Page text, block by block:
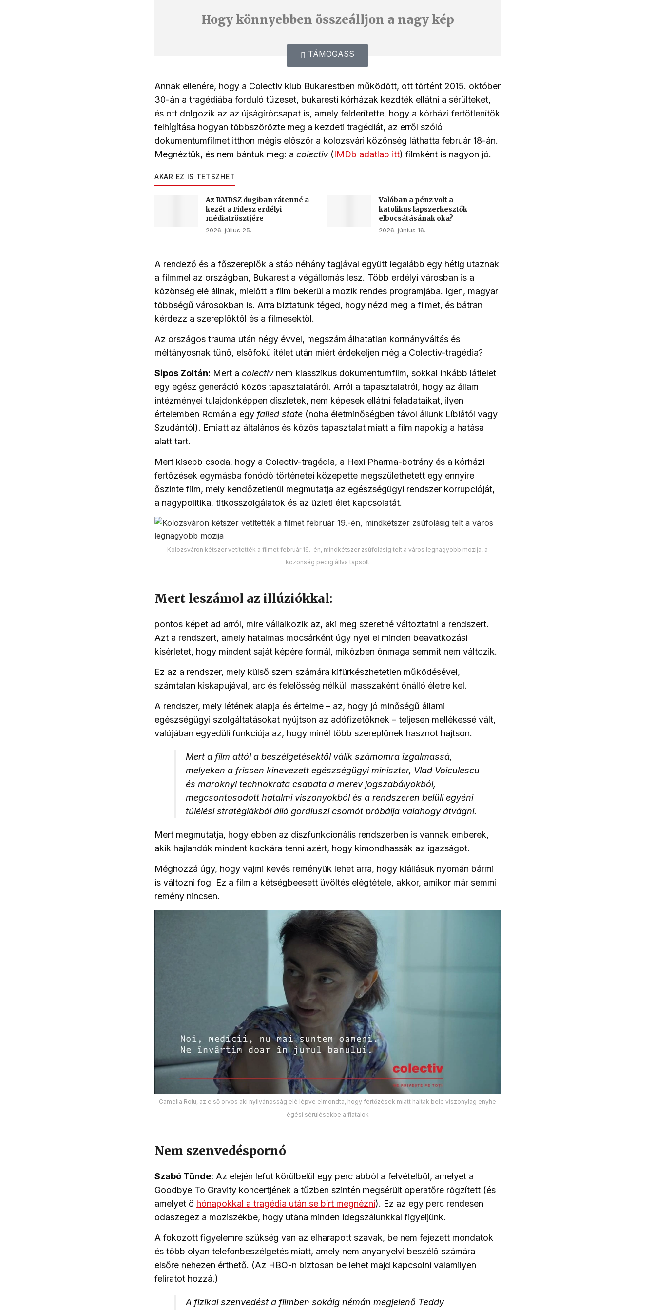
Hogy könnyebben összeálljon a nagy kép
TÁMOGASS
Annak ellenére, hogy a Colectiv klub Bukarestben működött, ott történt 2015. október
30-án a tragédiába forduló tűzeset, bukaresti kórházak kezdték ellátni a sérülteket,
és ott dolgozik az az újságírócsapat is, amely felderítette, hogy a kórházi fertőtlenítők
felhígítása hogyan többszörözte meg a kezdeti tragédiát, az erről szóló
dokumentumfilmet itthon mégis először a kolozsvári közönség láthatta február 18-án.
Megnéztük, és nem bántuk meg: a colectiv(IMDb adatlap itt) filmként is nagyon jó.
AKÁR EZ IS TETSZHET
Az RMDSZ dugiban rátenné a
kezét a Fidesz erdélyi
médiatrösztjére
2026. július 25.
Valóban a pénz volt a
katolikus lapszerkesztők
elbocsátásának oka?
2026. június 16.
A rendező és a főszereplők a stáb néhány tagjával együtt legalább egy hétig utaznak
a filmmel az országban, Bukarest a végállomás lesz. Több erdélyi városban is a
közönség elé állnak, mielőtt a film bekerül a mozik rendes programjába. Igen, magyar
többségű városokban is. Arra biztatunk téged, hogy nézd meg a filmet, és bátran
kérdezz a szereplőktől és a filmesektől.
Az országos trauma után négy évvel, megszámlálhatatlan kormányváltás és
méltányosnak tűnő, elsőfokú ítélet után miért érdekeljen még a Colectiv-tragédia?
Sipos Zoltán: Mert a colectivnem klasszikus dokumentumfilm, sokkal inkább látlelet
egy egész generáció közös tapasztalatáról. Arról a tapasztalatról, hogy az állam
intézményei tulajdonképpen díszletek, nem képesek ellátni feladataikat, ilyen
értelemben Románia egy failed state (noha életminőségben távol állunk Líbiától vagy
Szudántól). Emiatt az általános és közös tapasztalat miatt a film napokig a hatása
alatt tart.
Mert kisebb csoda, hogy a Colectiv-tragédia, a Hexi Pharma-botrány és a kórházi
fertőzések egymásba fonódó történetei közepette megszülethetett egy ennyire
őszinte film, mely kendőzetlenül megmutatja az egészségügyi rendszer korrupcióját,
a nagypolitika, titkosszolgálatok és az üzleti élet kapcsolatát.
Kolozsváron kétszer vetítették a filmet február 19.-én, mindkétszer zsúfolásig telt a város legnagyobb mozija, a
közönség pedig állva tapsolt
Mert leszámol az illúziókkal:
pontos képet ad arról, mire vállalkozik az, aki meg szeretné változtatni a rendszert.
Azt a rendszert, amely hatalmas mocsárként úgy nyel el minden beavatkozási
kísérletet, hogy mindent saját képére formál, miközben önmaga semmit nem változik.
Ez az a rendszer, mely külső szem számára kifürkészhetetlen működésével,
számtalan kiskapujával, arc és felelősség nélküli masszaként önálló életre kel.
A rendszer, mely létének alapja és értelme – az, hogy jó minőségű állami
egészségügyi szolgáltatásokat nyújtson az adófizetőknek – teljesen mellékessé vált,
valójában egyedüli funkciója az, hogy minél több szereplőnek hasznot hajtson.
Mert a film attól a beszélgetésektől válik számomra izgalmassá,
melyeken a frissen kinevezett egészségügyi miniszter, Vlad Voiculescu
és maroknyi technokrata csapata a merev jogszabályokból,
megcsontosodott hatalmi viszonyokból és a rendszeren belüli egyéni
túlélési stratégiákból álló gordiuszi csomót próbálja valahogy átvágni.
Mert megmutatja, hogy ebben az diszfunkcionális rendszerben is vannak emberek,
akik hajlandók mindent kockára tenni azért, hogy kimondhassák az igazságot.
Méghozzá úgy, hogy vajmi kevés reményük lehet arra, hogy kiállásuk nyomán bármi
is változni fog. Ez a film a kétségbeesett üvöltés elégtétele, akkor, amikor már semmi
remény nincsen.
Camelia Roiu, az első orvos aki nyilvánosság elé lépve elmondta, hogy fertőzések miatt haltak bele viszonylag enyhe
égési sérülésekbe a fiatalok
Nem szenvedéspornó
Szabó Tünde: Az elején lefut körülbelül egy perc abból a felvételből, amelyet a
Goodbye To Gravity koncertjének a tűzben szintén megsérült operatőre rögzített (és
amelyet ő hónapokkal a tragédia után se bírt megnézni). Ez az egy perc rendesen
odaszegez a moziszékbe, hogy utána minden idegszálunkkal figyeljünk.
A fokozott figyelemre szükség van az elharapott szavak, be nem fejezett mondatok
és több olyan telefonbeszélgetés miatt, amely nem anyanyelvi beszélő számára
elsőre nehezen érthető. (Az HBO-n biztosan be lehet majd kapcsolni valamilyen
feliratot hozzá.)
A fizikai szenvedést a filmben sokáig némán megjelenő Teddy